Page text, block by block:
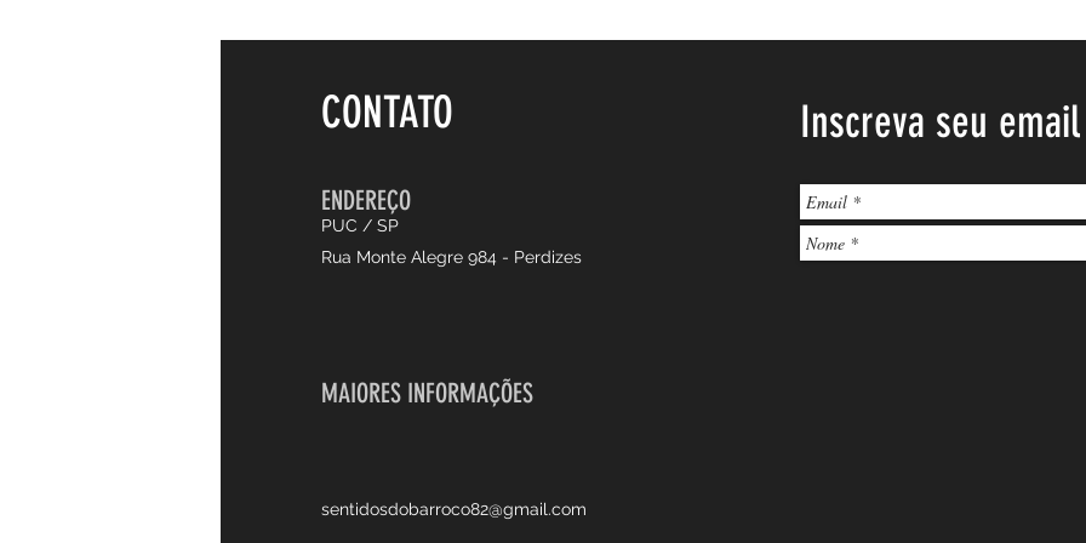
CONTATO Inscreva seu email
ENDEREÇO
PUC / SP
Rua Monte Alegre 984 - Perdizes
MAIORES INFORMAÇÕES
sentidosdobarroco82@gmail.com